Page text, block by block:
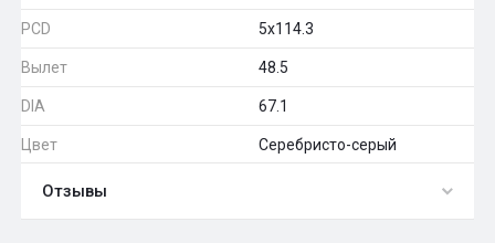
PCD 5x114.3
Вылет 48.5
DIA 67.1
Цвет Серебристо-серый
Отзывы